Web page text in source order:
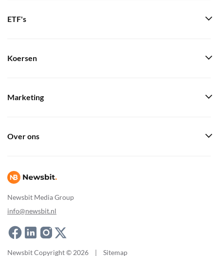
Newsbit Media Group
info@newsbit.nl
ETF's
Koersen
Marketing
Over ons
Newsbit Copyright © 2026 | Sitemap